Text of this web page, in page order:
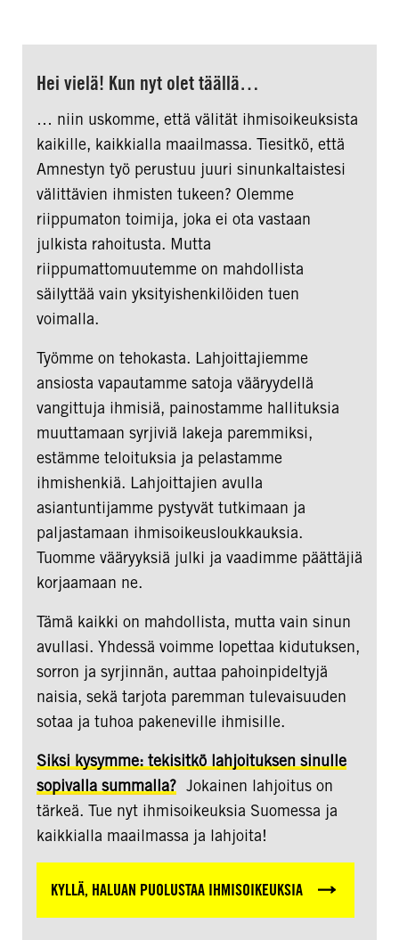
Hei vielä! Kun nyt olet täällä…
… niin uskomme, että välität ihmisoikeuksista
kaikille, kaikkialla maailmassa. Tiesitkö, että
Amnestyn työ perustuu juuri sinunkaltaistesi
välittävien ihmisten tukeen? Olemme
riippumaton toimija, joka ei ota vastaan
julkista rahoitusta. Mutta
riippumattomuutemme on mahdollista
säilyttää vain yksityishenkilöiden tuen
voimalla.
Työmme on tehokasta. Lahjoittajiemme
ansiosta vapautamme satoja vääryydellä
vangittuja ihmisiä, painostamme hallituksia
muuttamaan syrjiviä lakeja paremmiksi,
estämme teloituksia ja pelastamme
ihmishenkiä. Lahjoittajien avulla
asiantuntijamme pystyvät tutkimaan ja
paljastamaan ihmisoikeusloukkauksia.
Tuomme vääryyksiä julki ja vaadimme päättäjiä
korjaamaan ne.
Tämä kaikki on mahdollista, mutta vain sinun
avullasi. Yhdessä voimme lopettaa kidutuksen,
sorron ja syrjinnän, auttaa pahoinpideltyjä
naisia, sekä tarjota paremman tulevaisuuden
sotaa ja tuhoa pakeneville ihmisille.
Siksi kysymme: tekisitkö lahjoituksen sinulle
sopivalla summalla? Jokainen lahjoitus on
tärkeä. Tue nyt ihmisoikeuksia Suomessa ja
kaikkialla maailmassa ja lahjoita!
KYLLÄ, HALUAN PUOLUSTAA IHMISOIKEUKSIA